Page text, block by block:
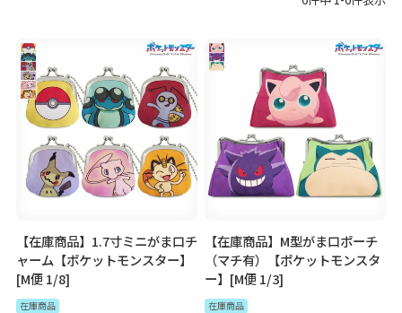
【在庫商品】1.7寸ミニがま口チ
ャーム【ポケットモンスター】
[M便 1/8]
在庫商品
【在庫商品】M型がま口ポーチ
（マチ有）【ポケットモンスタ
ー】[M便 1/3]
在庫商品